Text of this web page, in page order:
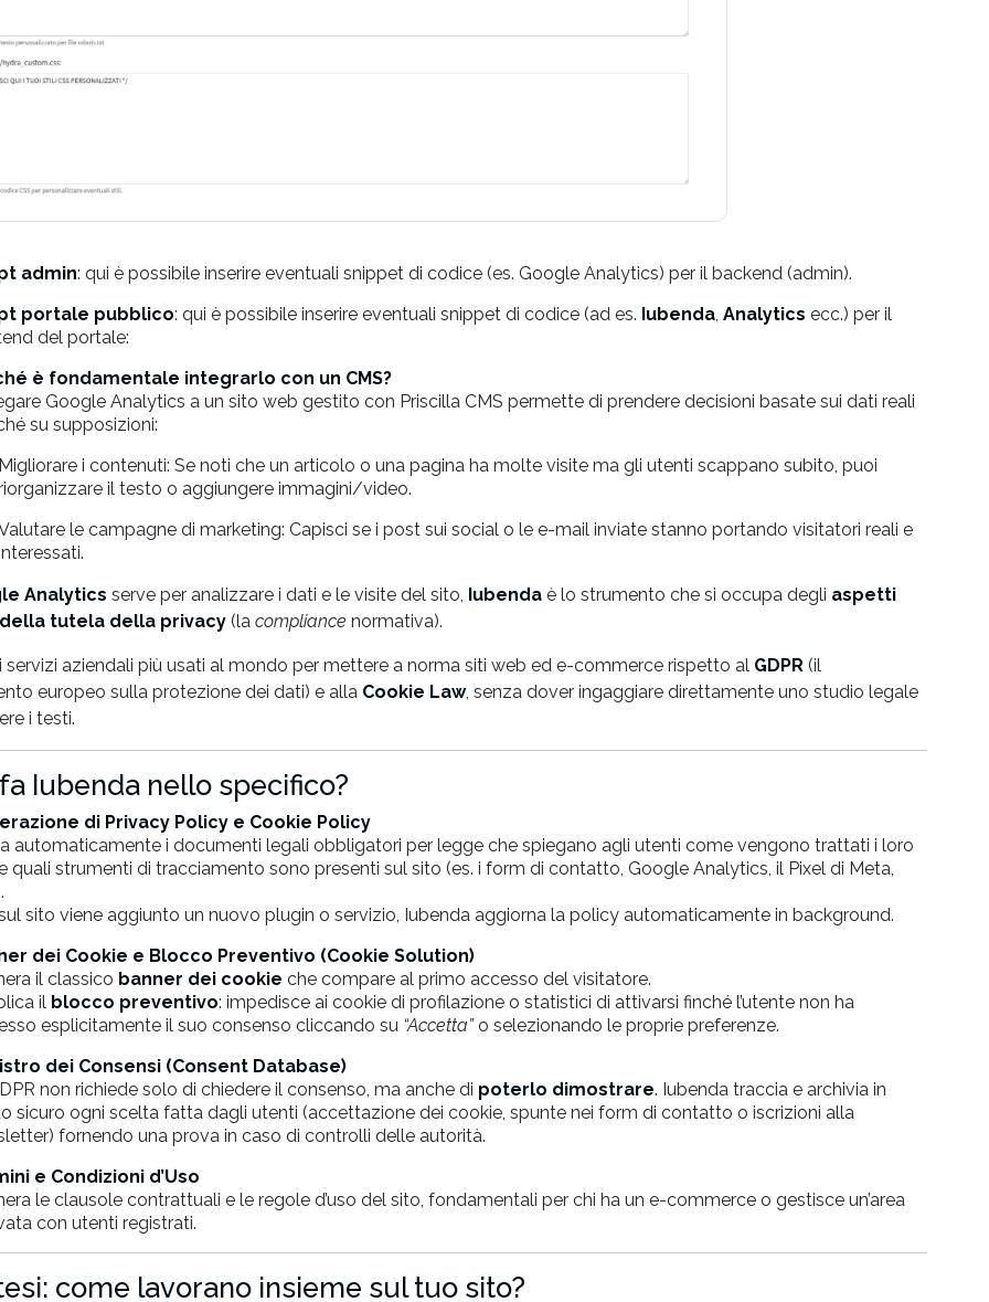
admin: qui è possibile inserire eventuali snippet di codice (es. Google Analytics) per il backend (admin).
portale pubblico: qui è possibile inserire eventuali snippet di codice (ad es. Iubenda, Analytics ecc.) per il
del portale:
è fondamentale integrarlo con un CMS?
Google Analytics a un sito web gestito con Priscilla CMS permette di prendere decisioni basate sui dati reali
su supposizioni:
i contenuti: Se noti che un articolo o una pagina ha molte visite ma gli utenti scappano subito, puoi
il testo o aggiungere immagini/video.
le campagne di marketing: Capisci se i post sui social o le e-mail inviate stanno portando visitatori reali e
Analytics serve per analizzare i dati e le visite del sito, Iubenda è lo strumento che si occupa degli aspetti
tutela della privacy (la compliance normativa).
servizi aziendali più usati al mondo per mettere a norma siti web ed e-commerce rispetto al GDPR (il
europeo sulla protezione dei dati) e alla Cookie Law, senza dover ingaggiare direttamente uno studio legale
i testi.
Iubenda nello specifico?
di Privacy Policy e Cookie Policy
automaticamente i documenti legali obbligatori per legge che spiegano agli utenti come vengono trattati i loro
quali strumenti di tracciamento sono presenti sul sito (es. i form di contatto, Google Analytics, il Pixel di Meta,
sito viene aggiunto un nuovo plugin o servizio, Iubenda aggiorna la policy automaticamente in background.
dei Cookie e Blocco Preventivo (Cookie Solution)
il classico banner dei cookie che compare al primo accesso del visitatore.
il blocco preventivo: impedisce ai cookie di profilazione o statistici di attivarsi finché l’utente non ha
esplicitamente il suo consenso cliccando su “Accetta”o selezionando le proprie preferenze.
dei Consensi (Consent Database)
non richiede solo di chiedere il consenso, ma anche di poterlo dimostrare. Iubenda traccia e archivia in
sicuro ogni scelta fatta dagli utenti (accettazione dei cookie, spunte nei form di contatto o iscrizioni alla
fornendo una prova in caso di controlli delle autorità.
e Condizioni d’Uso
le clausole contrattuali e le regole d’uso del sito, fondamentali per chi ha un e-commerce o gestisce un’area
con utenti registrati.
come lavorano insieme sul tuo sito?